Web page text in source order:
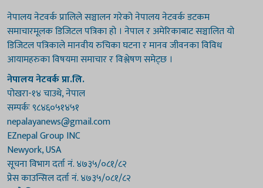
नेपालय नेटवर्क प्रालिले सञ्चालन गरेको नेपालय नेटवर्क डटकम
समाचारमूलक डिजिटल पत्रिका हो । नेपाल र अमेरिकाबाट सञ्चालित यो
डिजिटल पत्रिकाले मानवीय रुचिका घटना र मानव जीवनका विविध
आयामहरुका विषयमा समाचार र विश्लेषण समेट्छ ।
नेपालय नेटवर्क प्रा.लि.
पोखरा-१४ चाउथे, नेपाल
सम्पर्कः ९८४६०५१४५१
nepalayanews@gmail.com
EZnepal Group INC
Newyork, USA
सूचना विभाग दर्ता नं. ४७३५/०८१/८२
प्रेस काउन्सिल दर्ता नं. ४७३५/०८१/८२